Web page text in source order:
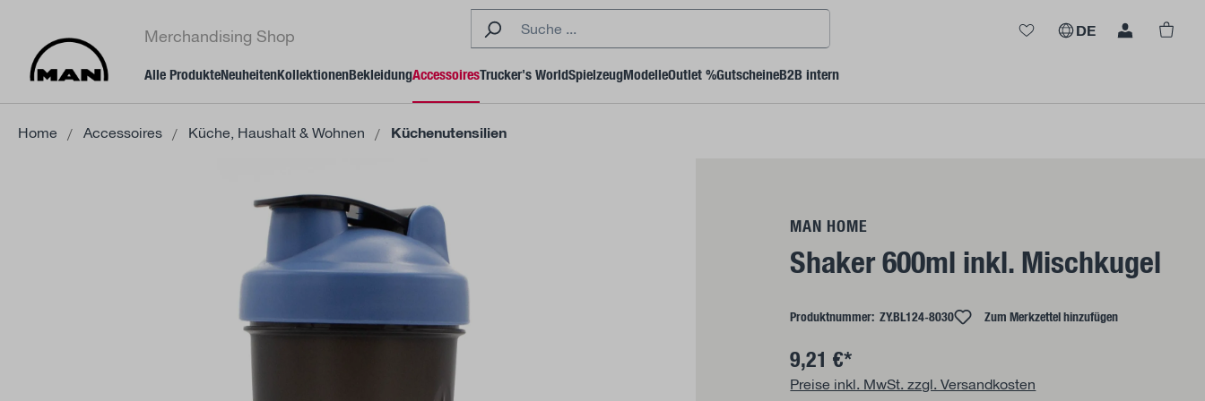
Merchandising Shop DE
Alle ProdukteNeuheitenKollektionenBekleidungAccessoiresTrucker's WorldSpielzeugModelleOutlet %GutscheineB2B intern
Home Accessoires Küche, Haushalt & Wohnen Küchenutensilien
MAN HOME
Shaker 600ml inkl. Mischkugel
Produktnummer: ZY.BL124-8030 Zum Merkzettel hinzufügen
9,21 €*
Preise inkl. MwSt. zzgl. Versandkosten